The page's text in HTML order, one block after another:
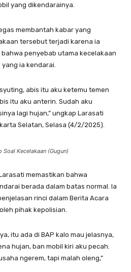
yang dikendarainya.
membantah kabar yang
tersebut terjadi karena ia
penyebab utama kecelakaan
ia kendarai.
abis itu aku ketemu temen
itu aku anterin. Sudah aku
lagi hujan,” ungkap Larasati
Selatan, Selasa (4/2/2025).
Kecelakaan (Gugun)
memastikan bahwa
berada dalam batas normal. Ia
rinci dalam Berita Acara
pihak kepolisian.
itu ada di BAP kalo mau jelasnya,
hujan, ban mobil kiri aku pecah.
ngerem, tapi malah oleng,”